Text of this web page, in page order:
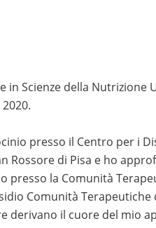
in Scienze della Nutrizione
presso il Centro per i
Rossore di Pisa e ho
presso la Comunità
Comunità Terapeutiche
derivano il cuore del mio